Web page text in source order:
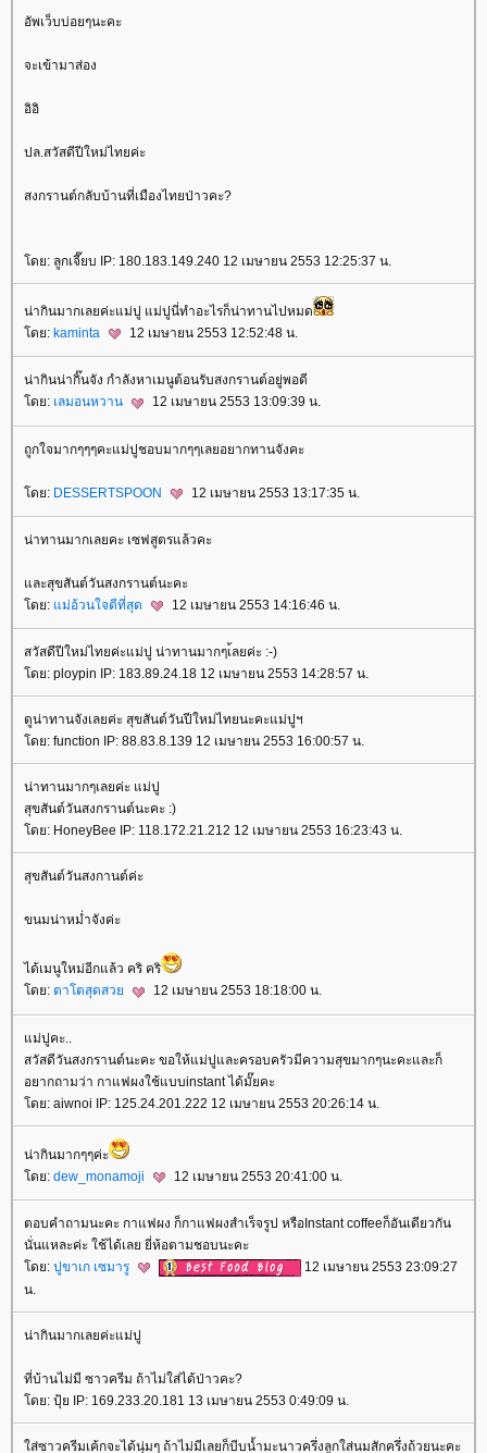
อัพเว็บบ่อยๆนะคะ
จะเข้ามาส่อง
อิอิ
ปล.สวัสดีปีใหม่ไทยค่ะ
สงกรานต์กลับบ้านที่เมืองไทยป่าวคะ?
ดย: ลูกเจี๊ยบ IP: 180.183.149.240 12 เมษายน 2553 12:25:37 น.
น่ากินมากเลยค่ะแม่ปู แม่ปูนี่ทำอะไรก็น่าทานไปหมด
ดย: kaminta 12 เมษายน 2553 12:52:48 น.
น่ากินน่ากิ๊นจัง กำลังหาเมนูต้อนรับสงกรานต์อยู่พอดี
ดย: เลมอนหวาน 12 เมษายน 2553 13:09:39 น.
ถูกใจมากๆๆๆคะแม่ปูชอบมากๆๆเลยอยากทานจังคะ
ดย: DESSERTSPOON 12 เมษายน 2553 13:17:35 น.
น่าทานมากเลยคะ เซฟสูตรแล้วคะ
ละสุขสันต์วันสงกรานต์นะคะ
ดย: ม่อ้วนใจดีที่สุด 12 เมษายน 2553 14:16:46 น.
สวัสดีปีใหม่ไทยค่ะแม่ปู น่าทานมากๆเ้ลยค่ะ :-)
ดย: ploypin IP: 183.89.24.18 12 เมษายน 2553 14:28:57 น.
ดูน่าทานจังเลยค่ะ สุขสันต์วันปีใหม่ไทยนะคะแม่ปูฯ
ดย: function IP: 88.83.8.139 12 เมษายน 2553 16:00:57 น.
น่าทานมากๆเลยค่ะ แม่ปู
สุขสันต์วันสงกรานต์นะคะ :)
ดย: HoneyBee IP: 118.172.21.212 12 เมษายน 2553 16:23:43 น.
สุขสันต์วันสงกานต์ค่ะ
ขนมน่าหม่ำจังค่ะ
ได้เมนูใหม่อีกแล้ว คริ คริ
ดย: ตาโตสุดสว 12 เมษายน 2553 18:18:00 น.
ม่ปูคะ..
สวัสดีวันสงกรานต์นะคะ ขอให้แม่ปูและครอบครัวมีความสุขมากๆนะคะและก็
อยากถามว่า กาแฟผงใช้แบบinstant ได้มั๊ยคะ
ดย: aiwnoi IP: 125.24.201.222 12 เมษายน 2553 20:26:14 น.
น่ากินมากๆๆค่ะ
ดย: dew_monamoji 12 เมษายน 2553 20:41:00 น.
ตอบคำถามนะคะ กาแฟผง ก็กาแฟผงสำเร็จรูป หรือInstant coffeeก็อันเดียวกัน
นั่นแหละค่ะ ใช้ได้เลย ยี่ห้อตามชอบนะคะ
ดย: ปูขาเก เซมารู
12 เมษายน 2553 23:09:27
น.
น่ากินมากเลยค่ะแม่ปู
ที่บ้านไม่มี ซาวครีม ถ้าไม่ใส่ได้ป่าวคะ?
ดย: ปุ้ย IP: 169.233.20.181 13 เมษายน 2553 0:49:09 น.
ส่ซาวครีมเค้กจะได้นุ่มๆ ถ้าไม่มีเลยก็บีบน้ำมะนาวครึ่งลูกใส่นมสักครึ่งถ้วยนะคะ